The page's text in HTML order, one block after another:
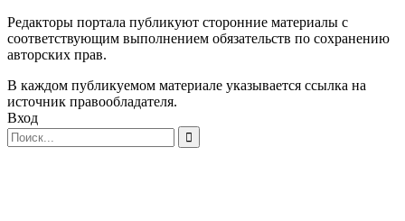
Редакторы портала публикуют сторонние материалы с
соответствующим выполнением обязательств по сохранению
авторских прав.
В каждом публикуемом материале указывается ссылка на
источник правообладателя.
Вход